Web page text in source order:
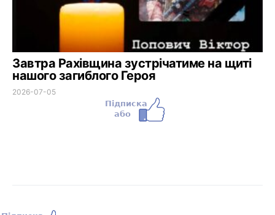
Завтра Рахівщина зустрічатиме на щиті
нашого загиблого Героя
2026-07-05